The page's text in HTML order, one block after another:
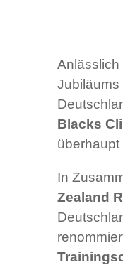
Anlässlich
Blacks
überhaupt
In
Zealand